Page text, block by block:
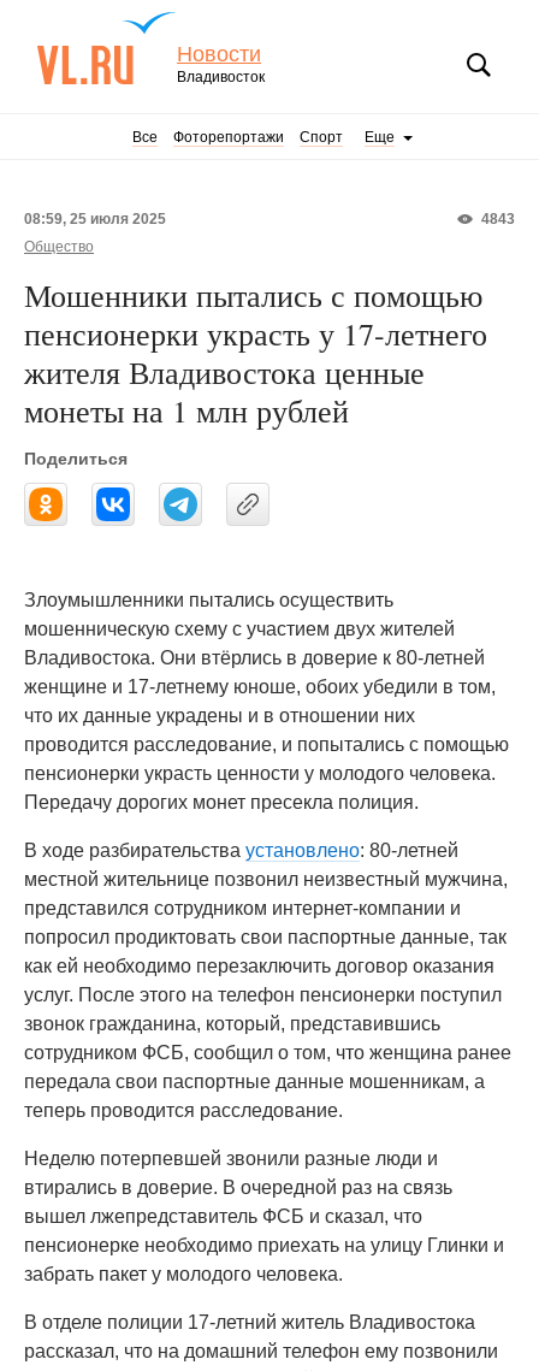
Новости
Владивосток
Все Фоторепортажи Спорт Еще
4843
08:59, 25 июля 2025
Общество
Мошенники пытались с помощью
пенсионерки украсть у 17-летнего
жителя Владивостока ценные
монеты на 1 млн рублей
Поделиться
Злоумышленники пытались осуществить
мошенническую схему с участием двух жителей
Владивостока. Они втёрлись в доверие к 80-летней
женщине и 17-летнему юноше, обоих убедили в том,
что их данные украдены и в отношении них
проводится расследование, и попытались с помощью
пенсионерки украсть ценности у молодого человека.
Передачу дорогих монет пресекла полиция.
В ходе разбирательства установлено: 80-летней
местной жительнице позвонил неизвестный мужчина,
представился сотрудником интернет-компании и
попросил продиктовать свои паспортные данные, так
как ей необходимо перезаключить договор оказания
услуг. После этого на телефон пенсионерки поступил
звонок гражданина, который, представившись
сотрудником ФСБ, сообщил о том, что женщина ранее
передала свои паспортные данные мошенникам, а
теперь проводится расследование.
Неделю потерпевшей звонили разные люди и
втирались в доверие. В очередной раз на связь
вышел лжепредставитель ФСБ и сказал, что
пенсионерке необходимо приехать на улицу Глинки и
забрать пакет у молодого человека.
В отделе полиции 17-летний житель Владивостока
рассказал, что на домашний телефон ему позвонили